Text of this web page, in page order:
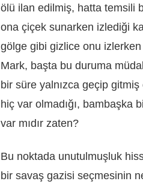
ölü ilan edilmiş, hatta temsili
ona çiçek sunarken izlediği
gölge gibi gizlice onu izlerken
Mark, başta bu duruma
bir süre yalnızca geçip gitmiş
hiç var olmadığı, bambaşka
var mıdır zaten?
Bu noktada unutulmuşluk
bir savaş gazisi seçmesinin